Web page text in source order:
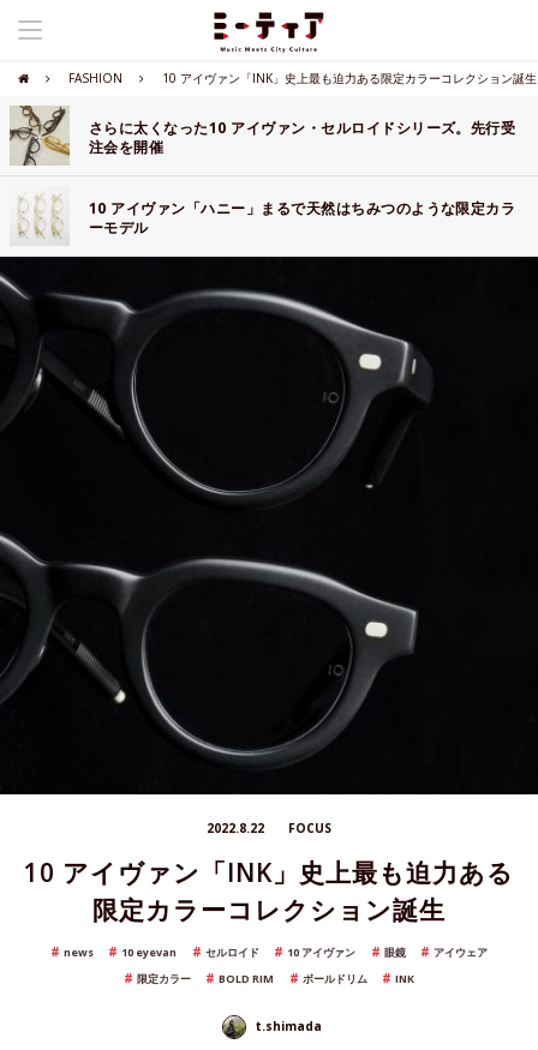
FASHION 10 アイヴァン「INK」史上最も迫力ある限定カラーコレクション誕生
さらに太くなった10 アイヴァン・セルロイドシリーズ。先行受
注会を開催
10 アイヴァン「ハニー」まるで天然はちみつのような限定カラ
ーモデル
2022.8.22 FOCUS
10 アイヴァン「INK」史上最も迫力ある
限定カラーコレクション誕生
news 10 eyevan セルロイド 10 アイヴァン 眼鏡
アイウェア
限定カラー
BOLD RIM ボールドリム INK
t.shimada